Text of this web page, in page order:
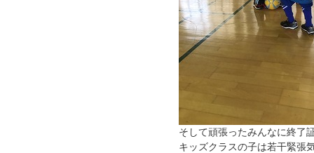
そして頑張ったみんなに終了
キッズクラスの子は若干緊張